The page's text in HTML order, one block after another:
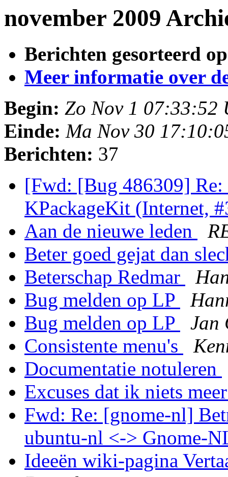
november 2009
Berichten gesorteerd
Meer informatie over
Begin: Zo Nov 1 07:33:52
Einde: Ma Nov 30
Berichten: 37
[Fwd: [Bug 486309] Re:
KPackageKit (Internet,
Aan de nieuwe leden
Beter goed gejat dan
Beterschap Redmar
Bug melden op LP
Bug melden op LP
Jan
Consistente menu's
Documentatie notuleren
Excuses dat ik niets
Fwd: Re: [gnome-nl]
ubuntu-nl <-> Gnome-
Ideeën wiki-pagina